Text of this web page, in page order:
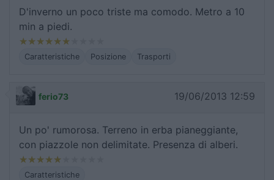
D'inverno un poco triste ma comodo. Metro a 10
min a piedi.
Caratteristiche Posizione Trasporti
ferio73 19/06/2013 12:59
Un po' rumorosa. Terreno in erba pianeggiante,
con piazzole non delimitate. Presenza di alberi.
Caratteristiche